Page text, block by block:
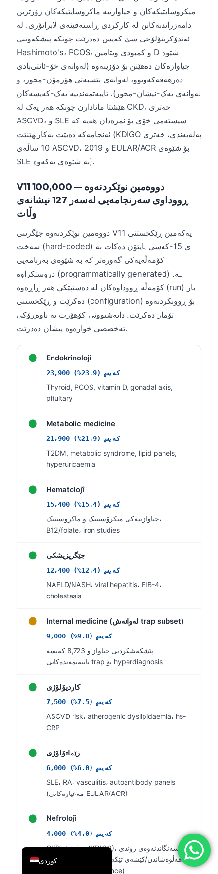
میکروسایتیکەکان و جیاوازییە ماکروسایتیکەکان زۆرترین
دامەزراندنەکانن لە کارکردی ڕاستەقینەی لابراتۆری. لە
ئەندۆکرینۆلۆجی سێ کەیس دەدرێت چونکە پیشکەوتنی
Hashimoto's، PCOS، و کمبودی ویتامین D شێوە
جیاوازەکان دەهێنن بۆ دۆزینەوە (لەوانەی خۆ-ئانتی‌بادی
دەرهەقەکەوتوو، لەوانەی نێسبەتی هۆرمۆن-محور، و
لەوانەی یەک-نیشان-محور). تایبەتمەندییە یەک-کەیسەکان
هێشتا مانادارن چونکە هەر یەک لە CKD، خەتری
ASCVD، و SLE سیستەمی خۆی بۆ نمرەدان هەیە کە
ئەنجامەکە دەبێت بەکاربهێنێت (KDIGO پەلەبەندی، خەتری
10 ساڵەی ASCVD، و 2019 EULAR/ACR بۆ شێوەی
SLE بە شێوەی یەکەوە).
V11 دووەمین نوێکردنەوە — 100,000
ڕووداوی سەرنجامەیی لەسەر 127 نیشانەی
وڵات
دووەمین نوێکردنەوە جێگرتنی V11 یەکەمین ڕێکخستنی
سەخت (hard-coded) ی 15-کەسی پایتۆن دەکات بە
کۆمەڵەیەکی گەورەتر کە بە شێوەی بەرنامەیی
دروستکراوە (programmatically generated) ـە.
کۆمەڵە ڕووداوەکان لە دەستپێکی هەر ڕاڕەوە (run) بار
دەکرێت و ڕێکخستنی (configuration) بۆ ڕوونکردنەوە
تۆمار دەکرێت. دابەشبوونی کۆهۆرت بە ناوەڕۆکی
تەخصصی خوارەوە پیشان دەدرێت.
● Endokrinolojî
23,900 کەیس (23.9%)
Thyroid, PCOS, vitamin D, gonadal axis,
pituitary
● Metabolic medicine
21,900 کەیس (21.9%)
T2DM, metabolic syndrome, lipid panels,
hyperuricaemia
● Hematolojî
15,400 کەیس (15.4%)
جیاوازییەکی میکرۆسیتیک و ماکروسیتیک،
B12/folate، iron studies
● جێگرپزیشکی
12,400 کەیس (12.4%)
NAFLD/NASH، viral hepatitis، FIB-4،
cholestasis
● Internal medicine (لەوانەش trap subset)
9,000 کەیس (9.0%)
پێشکەشکردنی جیاواز و 8,723 کەیسە
تایبەتمەندەکانی trap بۆ hyperdiagnosis
● کاردیۆلۆژی
7,500 کەیس (7.5%)
ASCVD risk، atherogenic dyslipidaemia، hs-
CRP
● رێماتۆلۆژی
6,000 کەیس (6.0%)
SLE، RA، vasculitis، autoantibody panels
(مەعیارەکانی EULAR/ACR)
● Nefrolojî
4,000 کەیس (4.0%)
CKD staging (KDIGO)، هەڵسەنگاندنەوەی روندی
eGFR، هەڵوەشاندن/کێشەی تێکەڵی ئێلەکترۆلیت
(electrolyte disturbance)
كوردی‎
English
Français
עִבְרִית
Italiano
Español
Português
Ελληνικά
Türkçe
Română
简体中文
فارسی
Български
Dansk
हिन्दी
Bahasa Indonesia
Հայերեն
Српски језик
Svenska
Bosanski
Eesti
日本語
Čeština
Русский
Lietuvių kalba
Polski
한국어
Slovenščina
Magyar
Shqip
বাংলা
اردو
मराठी
తెలుగు
ગુજરાતી
ಕನ್ನಡ
മലയാളം
Bahasa Melayu
Tiếng Việt
Tagalog
ไทย
ភាសាខ្មែរ
Kiswahili
አማርኛ
Українська
O‘zbekcha